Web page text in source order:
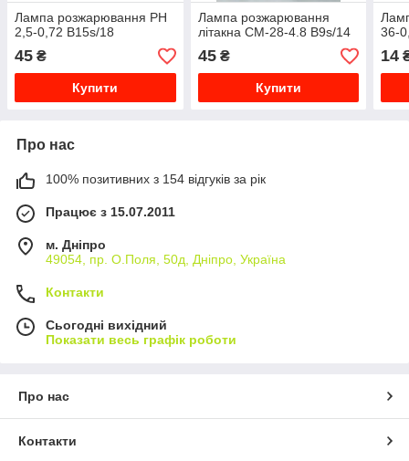
Лампа розжарювання РН
2,5-0,72 B15s/18
45 ₴
Купити
Лампа розжарювання
літакна СМ-28-4.8 B9s/14
45₴
Купити
36-
14
Про нас
100% позитивних з 154 відгуків за рік
Працює з 15.07.2011
м. Дніпро
49054, пр. О.Поля, 50д, Дніпро, Україна
Контакти
Сьогодні вихідний
Показати весь графік роботи
Про нас
Контакти